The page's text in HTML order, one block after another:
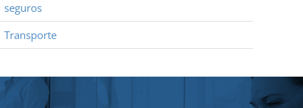
seguros
Transporte